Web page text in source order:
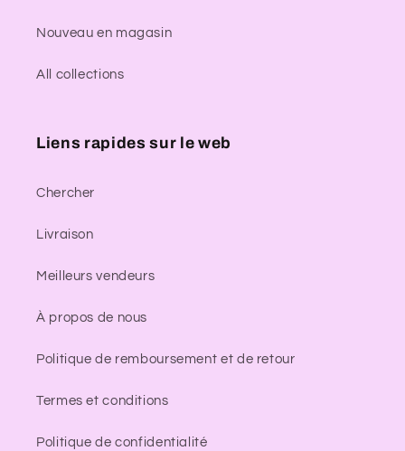
Nouveau en magasin
All collections
Liens rapides sur le web
Chercher
Livraison
Meilleurs vendeurs
À propos de nous
Politique de remboursement et de retour
Termes et conditions
Politique de confidentialité